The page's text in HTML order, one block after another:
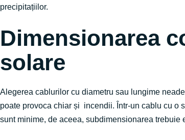
precipitațiilor.
Dimensionarea
solare
Alegerea cablurilor cu diametru sau lungime
poate provoca chiar și incendii. Într-un cablu cu o
sunt minime, de aceea, subdimensionarea trebuie